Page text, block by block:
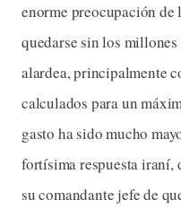
enorme preocupación de
quedarse sin los
alardea, principalmente
calculados para un
gasto ha sido mucho
fortísima respuesta iraní,
su comandante jefe de